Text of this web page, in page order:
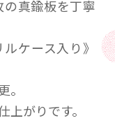
真鍮板を丁寧
ケース入り》
。
がりです。